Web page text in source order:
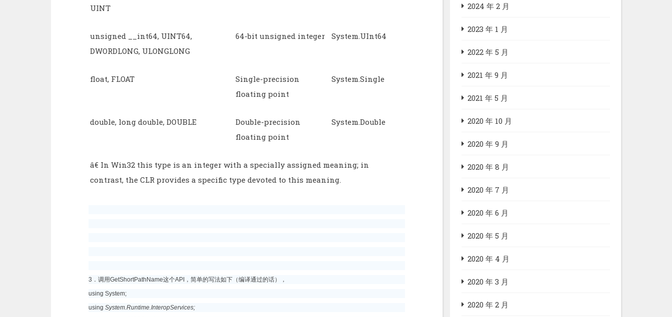
UINT
unsigned __int64, UINT64,
DWORDLONG, ULONGLONG
64-bit unsigned integer System.UInt64
float, FLOAT
Single-precision
floating point
System.Single
double, long double, DOUBLE
Double-precision
floating point
System.Double
â€ In Win32 this type is an integer with a specially assigned meaning; in
contrast, the CLR provides a specific type devoted to this meaning.
3．调用GetShortPathName这个API，简单的写法如下（编译通过的话），
using System;
using System.Runtime.InteropServices;
2024 年 2 月
2023 年 1 月
2022 年 5 月
2021 年 9 月
2021 年 5 月
2020 年 10 月
2020 年 9 月
2020 年 8 月
2020 年 7 月
2020 年 6 月
2020 年 5 月
2020 年 4 月
2020 年 3 月
2020 年 2 月